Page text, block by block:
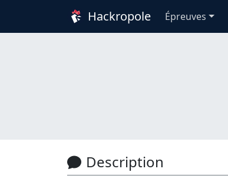
Hackropole Épreuves
Description